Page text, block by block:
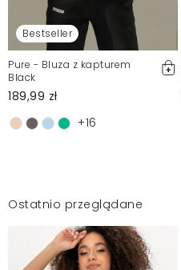
Bestseller
Pure - Bluza z kapturem
Black
189,99 zł
+16
Ostatnio przeglądane